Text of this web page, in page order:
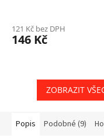
121 Kč bez DPH
146 Kč
ZOBRAZIT
Popis Podobné (9)